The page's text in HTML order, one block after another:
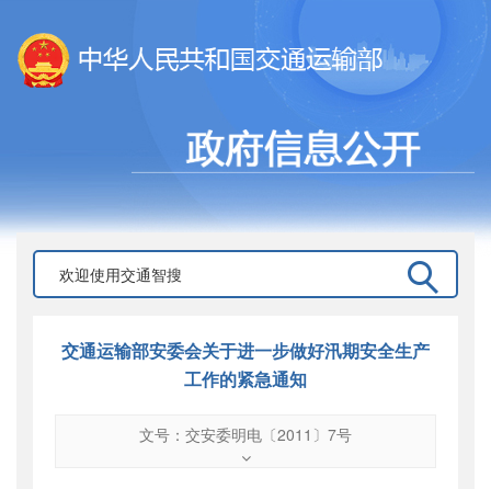
交通运输部安委会关于进一步做好汛期安全生产
工作的紧急通知
文号：交安委明电〔2011〕7号
交安委明电〔2011〕7号